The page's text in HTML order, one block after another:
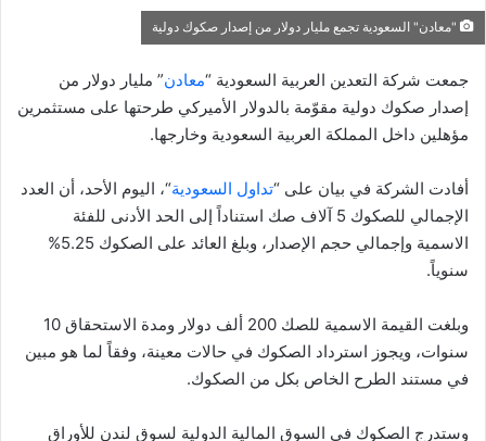
"معادن" السعودية تجمع مليار دولار من إصدار صكوك دولية
جمعت شركة التعدين العربية السعودية “معادن” مليار دولار من
إصدار صكوك دولية مقوّمة بالدولار الأميركي طرحتها على مستثمرين
مؤهلين داخل المملكة العربية السعودية وخارجها.
أفادت الشركة في بيان على “تداول السعودية“، اليوم الأحد، أن العدد
الإجمالي للصكوك 5 آلاف صك استناداً إلى الحد الأدنى للفئة
الاسمية وإجمالي حجم الإصدار، وبلغ العائد على الصكوك 5.25%
سنوياً.
وبلغت القيمة الاسمية للصك 200 ألف دولار ومدة الاستحقاق 10
سنوات، ويجوز استرداد الصكوك في حالات معينة، وفقاً لما هو مبين
في مستند الطرح الخاص بكل من الصكوك.
وستدرج الصكوك في السوق المالية الدولية لسوق لندن للأوراق